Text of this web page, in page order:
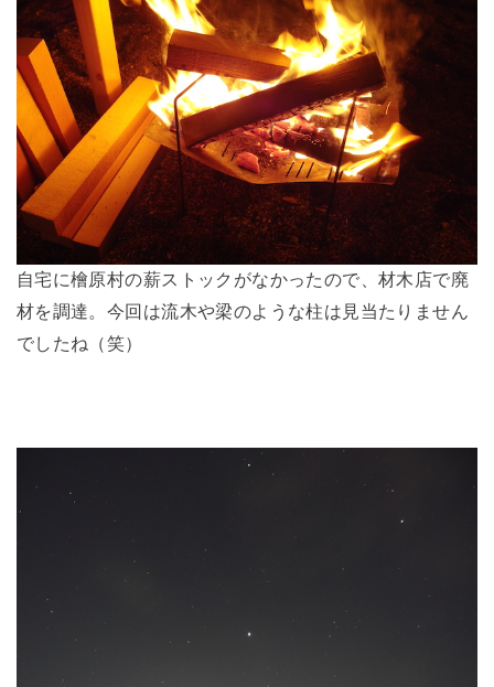
自宅に檜原村の薪ストックがなかったので、材木店で廃
材を調達。今回は流木や梁のような柱は見当たりません
でしたね（笑）